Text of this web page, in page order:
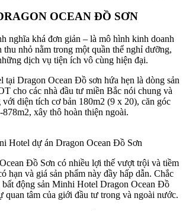
OCEAN ĐỒ SƠN
nghĩa khá đơn giản – là mô hình kinh doanh
thu nhỏ nằm trong một quần thể nghỉ dưỡng,
dịch vụ tiện ích vô cùng hiện đại.
tại Dragon Ocean Đồ sơn hứa hẹn là dòng sản
cho các nhà đầu tư miền Bắc nói chung và
diện tích cơ bản 180m2 (9 x 20), căn góc
xây thô hoàn thiện ngoài.
Hotel dự án Dragon Ocean Đồ Sơn
Đồ Sơn có nhiều lợi thế vượt trội và tiềm
hạn và giá sản phẩm này đầy hấp dẫn. Chắc
bất động sản Minhi Hotel Dragon Ocean Đồ
quan tâm của giới đầu tư trong và ngoài nước.